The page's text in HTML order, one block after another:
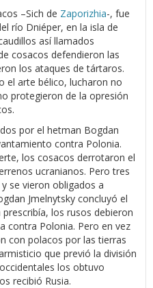
–Sich de Zaporizhia-, fue
río Dniéper, en la isla de
así llamados
cosacos defendieron las
los ataques de tártaros.
el arte bélico, lucharon no
protegieron de la opresión
por el hetman Bogdan
contra Polonia.
los cosacos derrotaron el
ucranianos. Pero tres
se vieron obligados a
Jmelnytsky concluyó el
los rusos debieron
contra Polonia. Pero en vez
con polacos por las tierras
que previó la división
los obtuvo
recibió Rusia.